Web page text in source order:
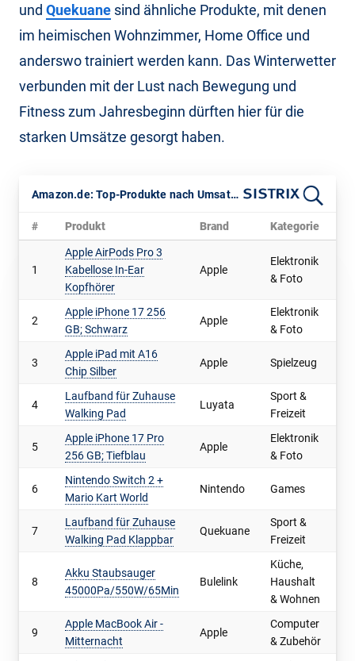
und Quekuane sind ähnliche Produkte, mit denen
im heimischen Wohnzimmer, Home Office und
anderswo trainiert werden kann. Das Winterwetter
verbunden mit der Lust nach Bewegung und
Fitness zum Jahresbeginn dürften hier für die
starken Umsätze gesorgt haben.
Amazon.de: Top-Produkte nach Umsatz im Februar 2026
# Produkt Brand Kategorie
1
Apple AirPods Pro 3
Kabellose In-Ear
Kopfhörer
Apple
Elektronik
& Foto
2
Apple iPhone 17 256
GB; Schwarz
Apple
Elektronik
& Foto
3
Apple iPad mit A16
Chip Silber
Apple Spielzeug
4
Laufband für Zuhause
Walking Pad
Luyata
Sport &
Freizeit
5
Apple iPhone 17 Pro
256 GB; Tiefblau
Apple
Elektronik
& Foto
6
Nintendo Switch 2 +
Mario Kart World
Nintendo Games
7
Laufband für Zuhause
Walking Pad Klappbar
Quekuane
Sport &
Freizeit
8
Akku Staubsauger
45000Pa/550W/65Min
Bulelink
Küche,
Haushalt
& Wohnen
9
Apple MacBook Air -
Mitternacht
Apple
Computer
& Zubehör